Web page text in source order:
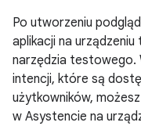
Po utworzeniu
aplikacji na
narzędzia testowego.
intencji, które są
użytkowników,
w Asystencie na